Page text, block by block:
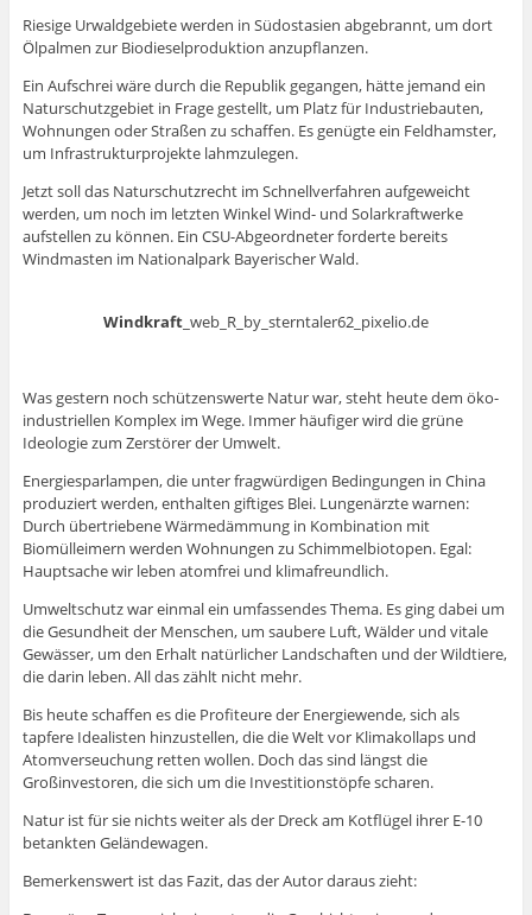
Riesige Urwaldgebiete werden in Südostasien abgebrannt, um dort
Ölpalmen zur Biodieselproduktion anzupflanzen.
Ein Aufschrei wäre durch die Republik gegangen, hätte jemand ein
Naturschutzgebiet in Frage gestellt, um Platz für Industriebauten,
Wohnungen oder Straßen zu schaffen. Es genügte ein Feldhamster,
um Infrastrukturprojekte lahmzulegen.
Jetzt soll das Naturschutzrecht im Schnellverfahren aufgeweicht
werden, um noch im letzten Winkel Wind- und Solarkraftwerke
aufstellen zu können. Ein CSU-Abgeordneter forderte bereits
Windmasten im Nationalpark Bayerischer Wald.
Windkraft _web_R_by_sterntaler62_pixelio.de
Was gestern noch schützenswerte Natur war, steht heute dem öko-
industriellen Komplex im Wege. Immer häufiger wird die grüne
Ideologie zum Zerstörer der Umwelt.
Energiesparlampen, die unter fragwürdigen Bedingungen in China
produziert werden, enthalten giftiges Blei. Lungenärzte warnen:
Durch übertriebene Wärmedämmung in Kombination mit
Biomülleimern werden Wohnungen zu Schimmelbiotopen. Egal:
Hauptsache wir leben atomfrei und klimafreundlich.
Umweltschutz war einmal ein umfassendes Thema. Es ging dabei um
die Gesundheit der Menschen, um saubere Luft, Wälder und vitale
Gewässer, um den Erhalt natürlicher Landschaften und der Wildtiere,
die darin leben. All das zählt nicht mehr.
Bis heute schaffen es die Profiteure der Energiewende, sich als
tapfere Idealisten hinzustellen, die die Welt vor Klimakollaps und
Atomverseuchung retten wollen. Doch das sind längst die
Großinvestoren, die sich um die Investitionstöpfe scharen.
Natur ist für sie nichts weiter als der Dreck am Kotflügel ihrer E-10
betankten Geländewagen.
Bemerkenswert ist das Fazit, das der Autor daraus zieht: